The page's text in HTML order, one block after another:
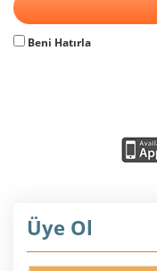
Beni Hatırla
Üye Ol